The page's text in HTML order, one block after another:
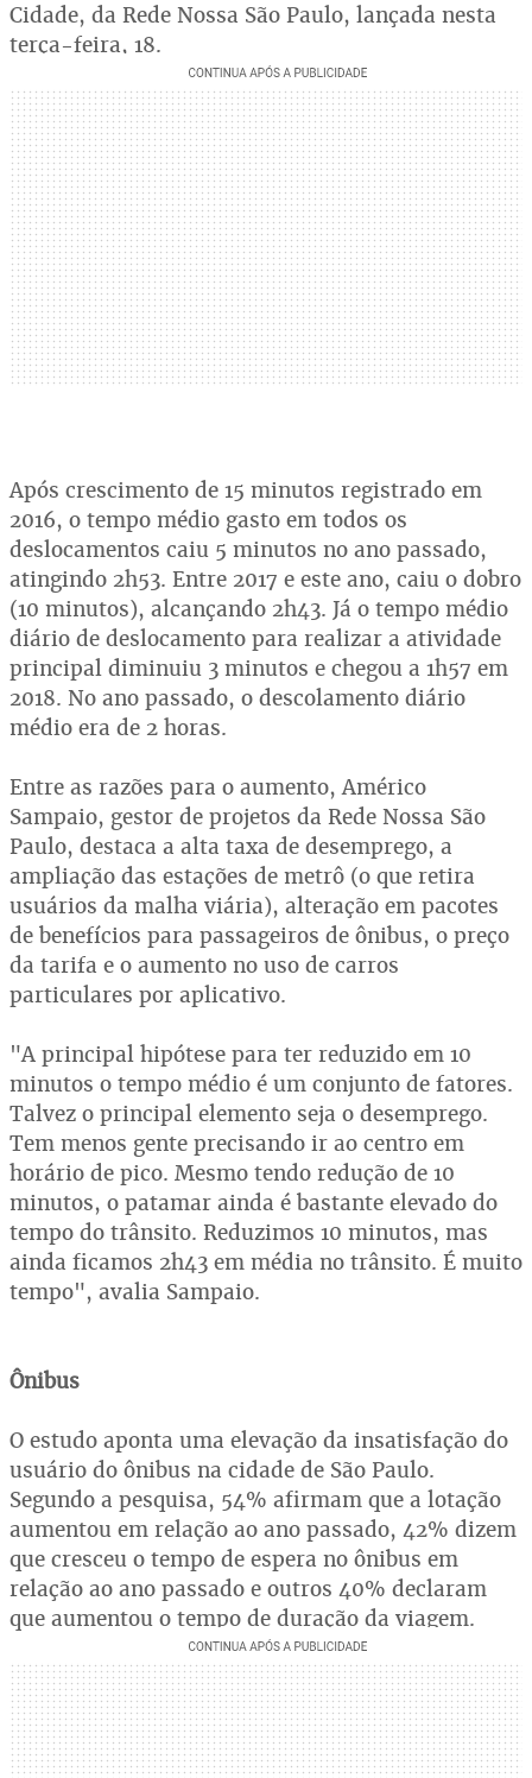
Cidade, da Rede Nossa São Paulo, lançada nesta
terça-feira, 18.
Após crescimento de 15 minutos registrado em
2016, o tempo médio gasto em todos os
deslocamentos caiu 5 minutos no ano passado,
atingindo 2h53. Entre 2017 e este ano, caiu o dobro
(10 minutos), alcançando 2h43. Já o tempo médio
diário de deslocamento para realizar a atividade
principal diminuiu 3 minutos e chegou a 1h57 em
2018. No ano passado, o descolamento diário
médio era de 2 horas.
Entre as razões para o aumento, Américo
Sampaio, gestor de projetos da Rede Nossa São
Paulo, destaca a alta taxa de desemprego, a
ampliação das estações de metrô (o que retira
usuários da malha viária), alteração em pacotes
de benefícios para passageiros de ônibus, o preço
da tarifa e o aumento no uso de carros
particulares por aplicativo.
"A principal hipótese para ter reduzido em 10
minutos o tempo médio é um conjunto de fatores.
Talvez o principal elemento seja o desemprego.
Tem menos gente precisando ir ao centro em
horário de pico. Mesmo tendo redução de 10
minutos, o patamar ainda é bastante elevado do
tempo do trânsito. Reduzimos 10 minutos, mas
ainda ficamos 2h43 em média no trânsito. É muito
tempo", avalia Sampaio.
Ônibus
O estudo aponta uma elevação da insatisfação do
usuário do ônibus na cidade de São Paulo.
Segundo a pesquisa, 54% afirmam que a lotação
aumentou em relação ao ano passado, 42% dizem
que cresceu o tempo de espera no ônibus em
relação ao ano passado e outros 40% declaram
que aumentou o tempo de duração da viagem.